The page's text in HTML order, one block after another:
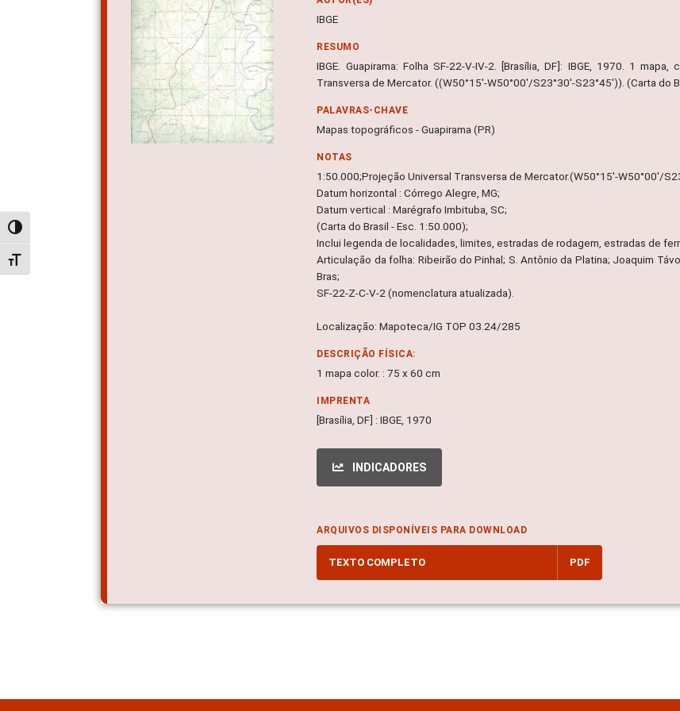
Alternar alto contraste
Alternar tamanho da fonte
IBGE
RESUMO
IBGE. Guapirama: Folha SF-22-V-IV-2. [Brasília, DF]: IBGE, 1970. 1
Transversa de Mercator. ((W50°15'-W50°00'/S23°30'-S23°45')). (Carta do
PALAVRAS-CHAVE
Mapas topográficos - Guapirama (PR)
NOTAS
1:50.000;Projeção Universal Transversa de Mercator.(W50°15'-W50°00'/
Datum horizontal : Córrego Alegre, MG;
Datum vertical : Marégrafo Imbituba, SC;
(Carta do Brasil - Esc. 1:50.000);
Inclui legenda de localidades, limites, estradas de rodagem, estradas de
Articulação da folha: Ribeirão do Pinhal; S. Antônio da Platina; Joaquim
Bras;
SF-22-Z-C-V-2 (nomenclatura atualizada).
Localização: Mapoteca/IG TOP 03.24/285
DESCRIÇÃO FÍSICA:
1 mapa color. : 75 x 60 cm
IMPRENTA
[Brasília, DF] : IBGE, 1970
INDICADORES
ARQUIVOS DISPONÍVEIS PARA DOWNLOAD
TEXTO COMPLETO PDF